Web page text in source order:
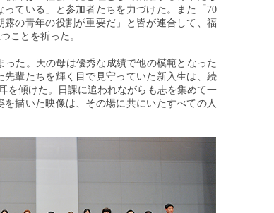
ている」と参加者たちを力づけた。また「70
の青年の役割が重要だ」と皆が連合して、福
ことを祈った。
た。天の母は優秀な成績で他の模範となった
輩たちを輝く目で見守っていた新入生は、続
を傾けた。日課に追われながらも志を集めて一
描いた映像は、その場に共にいたすべての人